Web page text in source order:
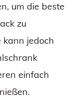
um die beste
zu
kann jedoch
einfach